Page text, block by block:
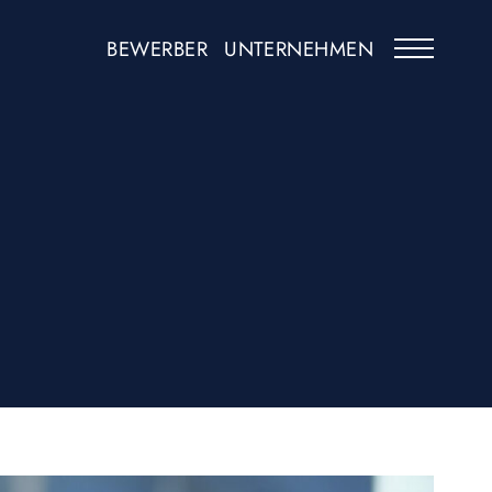
BEWERBER UNTERNEHMEN